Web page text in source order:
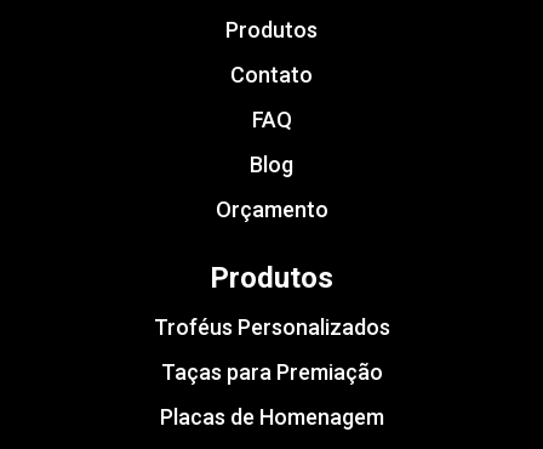
Produtos
Contato
FAQ
Blog
Orçamento
Produtos
Troféus Personalizados
Taças para Premiação
Placas de Homenagem